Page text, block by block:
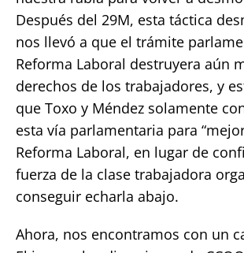
Después del 29M, esta táctica
nos llevó a que el trámite
Reforma Laboral destruyera aún
derechos de los trabajadores, y
que Toxo y Méndez solamente
esta vía parlamentaria para
Reforma Laboral, en lugar de
fuerza de la clase trabajadora
conseguir echarla abajo.
Ahora, nos encontramos con un